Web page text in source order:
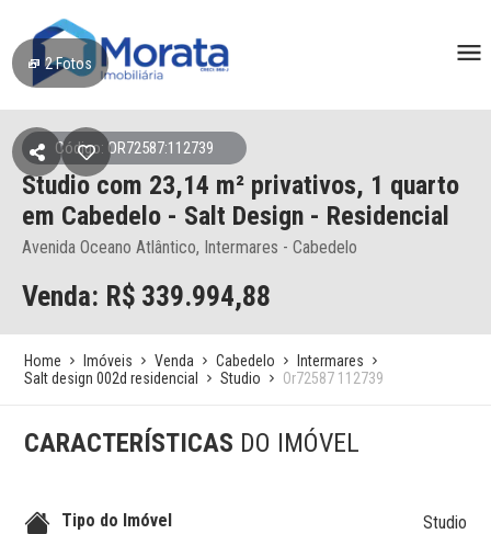
2Fotos
Código: OR72587:112739
Studio com 23,14 m² privativos, 1 quarto
em Cabedelo - Salt Design - Residencial
Avenida Oceano Atlântico, Intermares - Cabedelo
Venda: R$ 339.994,88
Home Imóveis Venda Cabedelo
Intermares
Salt design 002d residencial
Studio Or72587 112739
CARACTERÍSTICAS DO IMÓVEL
Tipo do Imóvel Studio